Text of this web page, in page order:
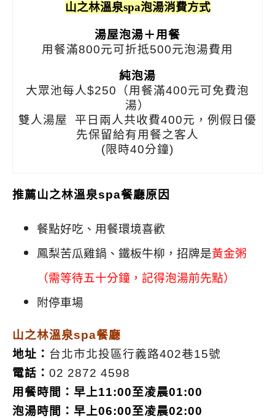
山之林溫泉spa泡湯消費方式
湯屋泡湯＋用餐
用餐滿800元可折抵500元泡湯費用
純泡湯
大眾池每人$250（用餐滿400元可免費泡
湯）
雙人湯屋 平日兩人共收費400元，例假日優
先保留給有用餐之客人
(限時40分鐘)
推薦山之林溫泉spa餐廳原因
餐點好吃、用餐環境喜歡
鳳梨苦瓜雞鍋、鐵板牛柳，招牌是黃金粥
（需等待五十分鐘，記得泡湯前先點）
附停車場
山之林溫泉spa餐廳
地址： 台北市北投區行義路402巷15號
電話： 02 2872 4598
用餐時間：早上11:00至凌晨01:00
泡湯時間：早上06:00至凌晨02:00